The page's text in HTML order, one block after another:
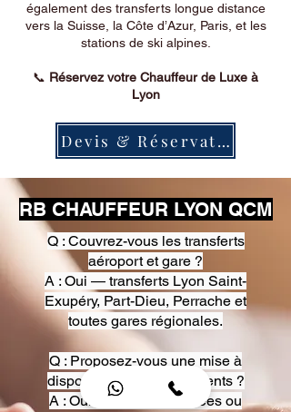
également des transferts longue distance
vers la Suisse, la Côte d’Azur, Paris, et les
stations de ski alpines.
📞 Réservez votre Chauffeur de Luxe à
Lyon
Devis & Réservation
RB CHAUFFEUR LYON QCM
Q : Couvrez-vous les transferts
aéroport et gare ?
A : Oui — transferts Lyon Saint-
Exupéry, Part-Dieu, Perrache et
toutes gares régionales.
Q : Proposez-vous une mise à
disposition pour événements ?
A : Oui — heures, journées ou